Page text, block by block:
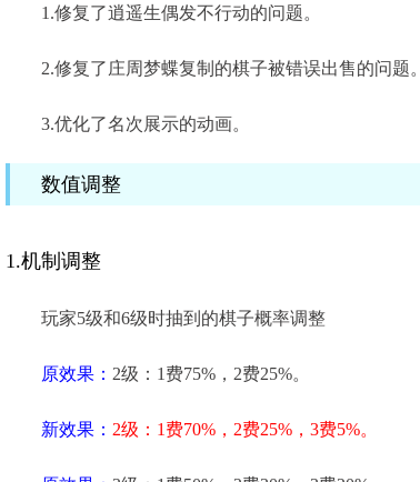
1.修复了逍遥生偶发不行动的问题。
2.修复了庄周梦蝶复制的棋子被错误出售的问题。
3.优化了名次展示的动画。
数值调整
1.机制调整
玩家5级和6级时抽到的棋子概率调整
原效果： 2级：1费75%，2费25%。
新效果： 2级：1费70%，2费25%，3费5%。